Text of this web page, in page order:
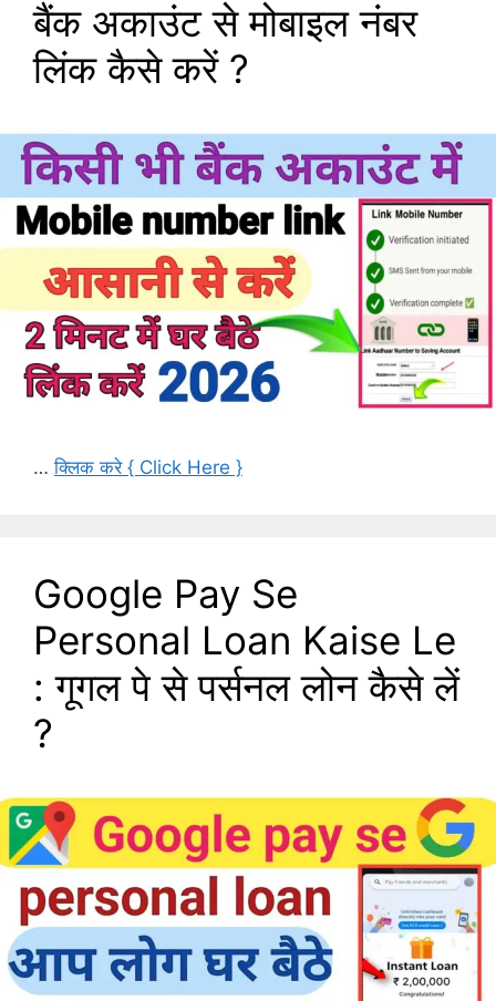
बैंक अकाउंट से मोबाइल नंबर
लिंक कैसे करें ?
…क्लिक करे { Click Here }
Google Pay Se
Personal Loan Kaise Le
: गूगल पे से पर्सनल लोन कैसे लें
?